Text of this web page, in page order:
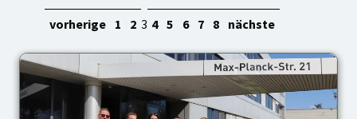
vorherige 1 2 3 4 5 6 7 8 nächste